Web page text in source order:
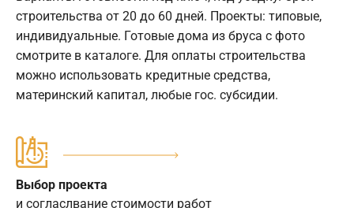
строительства от 20 до 60 дней. Проекты: типовые,
индивидуальные. Готовые дома из бруса с фото
смотрите в каталоге. Для оплаты строительства
можно использовать кредитные средства,
материнский капитал, любые гос. субсидии.
Выбор проекта
и согласлвание стоимости работ